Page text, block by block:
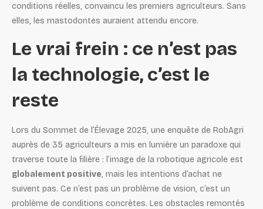
conditions réelles, convaincu les premiers agriculteurs. Sans
elles, les mastodontes auraient attendu encore.
Le vrai frein : ce n’est pas
la technologie, c’est le
reste
Lors du Sommet de l’Élevage 2025, une enquête de RobAgri
auprès de 35 agriculteurs a mis en lumière un paradoxe qui
traverse toute la filière : l’image de la robotique agricole est
globalement positive, mais les intentions d’achat ne
suivent pas. Ce n’est pas un problème de vision, c’est un
problème de conditions concrètes. Les obstacles remontés